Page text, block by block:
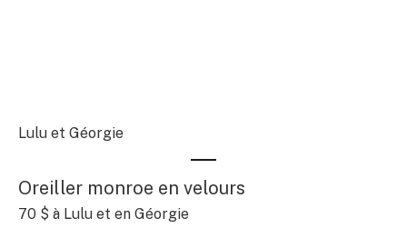
Lulu et Géorgie
Oreiller monroe en velours
70 $ à Lulu et en Géorgie